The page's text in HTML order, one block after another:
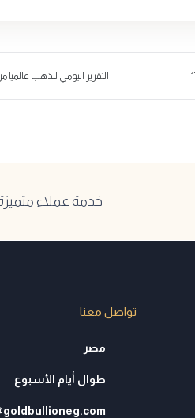
التقرير اليومي للذهب عالميا من
خدمة عملاء
تواصل معنا
مصر
طوال أيام الأسبوع